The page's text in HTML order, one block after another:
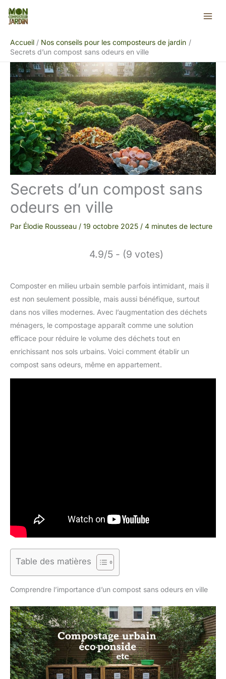
Aller
Accueil
Nos conseils pour les composteurs de jardin
Secrets d’un compost sans odeurs en ville
Secrets d’un compost sans
odeurs en ville
Par Élodie Rousseau / 19 octobre 2025 / 4 minutes de lecture
4.9/5 - (9 votes)
Composter en milieu urbain semble parfois intimidant, mais il
est non seulement possible, mais aussi bénéfique, surtout
dans nos villes modernes. Avec l’augmentation des déchets
ménagers, le compostage apparaît comme une solution
efficace pour réduire le volume des déchets tout en
enrichissant nos sols urbains. Voici comment établir un
compost sans odeurs, même en appartement.
Table des matières
Comprendre l’importance d’un compost sans odeurs en ville
Rechercher